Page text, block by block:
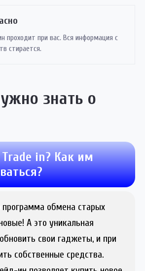
проходит при вас. Вся информация с
стирается.
знать о
Trade in? Как им
обмена старых
А это уникальная
свои гаджеты, и при
собственные средства.